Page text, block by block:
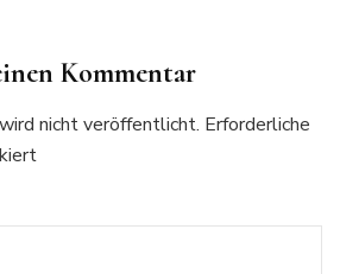
Kommentar
nicht veröffentlicht. Erforderliche